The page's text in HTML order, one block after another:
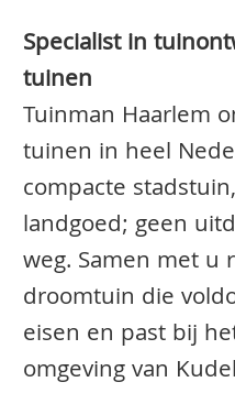
Specialist in
tuinen
Tuinman Haarlem
tuinen in heel
compacte
landgoed; geen
weg. Samen met u
droomtuin die
eisen en past bij
omgeving van